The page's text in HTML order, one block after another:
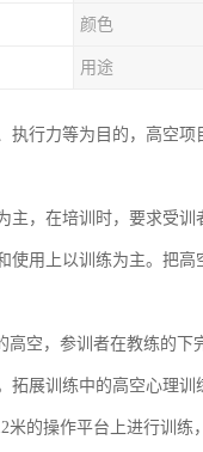
颜色
用途
行力等为目的，高空项
，在培训时，要求受
用上以训练为主。把
空，参训者在教练的
展训练中的高空心理
的操作平台上进行训练